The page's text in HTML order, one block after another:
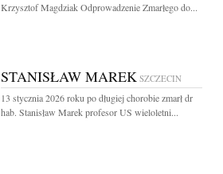
Krzysztof Magdziak Odprowadzenie Zmarłego do...
STANISŁAW MAREK SZCZECIN
13 stycznia 2026 roku po długiej chorobie zmarł dr
hab. Stanisław Marek profesor US wieloletni...